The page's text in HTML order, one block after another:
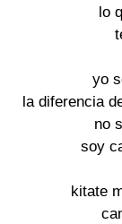
lo
yo
la diferencia
no
soy
kitate